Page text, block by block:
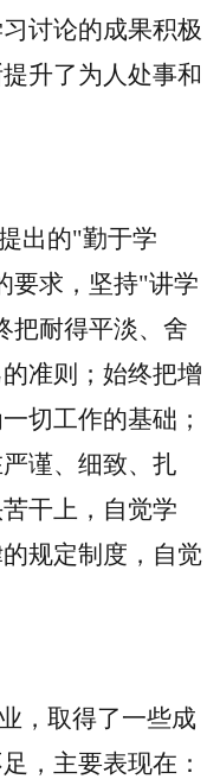
讨论的成果积极
升了为人处事和
出的"勤于学
要求，坚持"讲学
把耐得平淡、舍
准则；始终把增
切工作的基础；
谨、细致、扎
干上，自觉学
规定制度，自觉
，取得了一些成
，主要表现在：